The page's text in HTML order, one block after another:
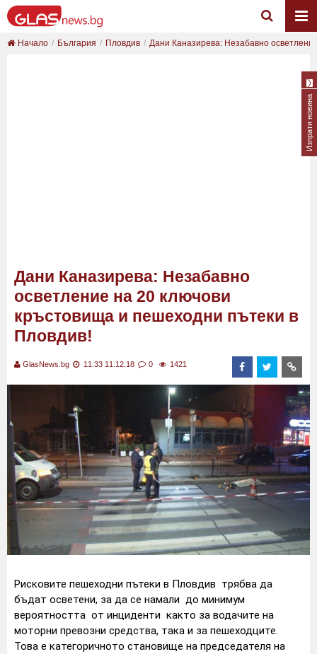
Начало България Пловдив Дани Каназирева: Незабавно
Дани Каназирева: Незабавно
осветление на 20 ключови
кръстовища и пешеходни пътеки в
Пловдив!
GlasNews.bg 11:33 11.12.18 0 1421
Рисковите пешеходни пътеки в Пловдив трябва да
бъдат осветени, за да се намали до минимум
вероятността от инциденти както за водачите на
моторни превозни средства, така и за пешеходците.
Това е категоричното становище на председателя на
Изпрати новина